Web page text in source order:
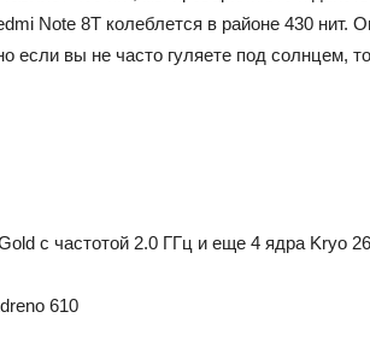
Note 8T колеблется в районе 430 нит.
если вы не часто гуляете под солнцем,
с частотой 2.0 ГГц и еще 4 ядра Kryo
610